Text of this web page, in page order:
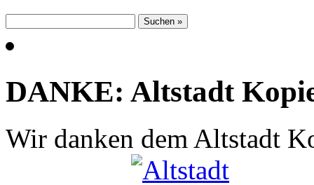
DANKE: Altstadt
Wir danken dem Altstadt